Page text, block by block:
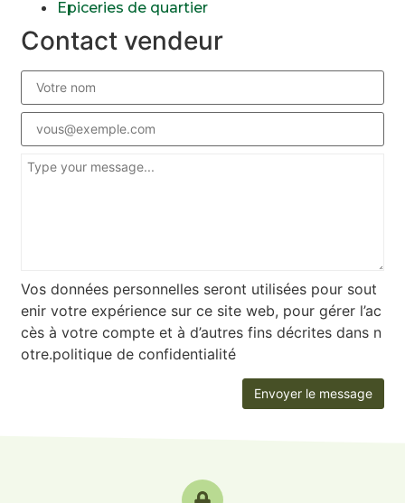
Epiceries de quartier
Contact vendeur
Vos données personnelles seront utilisées pour sout
enir votre expérience sur ce site web, pour gérer l’ac
cès à votre compte et à d’autres fins décrites dans n
otre.politique de confidentialité